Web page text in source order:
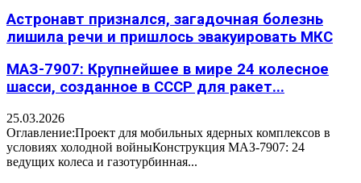
Астронавт признался, загадочная болезнь
лишила речи и пришлось эвакуировать МКС
МАЗ-7907: Крупнейшее в мире 24 колесное
шасси, созданное в СССР для ракет...
25.03.2026
Оглавление:Проект для мобильных ядерных комплексов в
условиях холодной войныКонструкция МАЗ-7907: 24
ведущих колеса и газотурбинная...